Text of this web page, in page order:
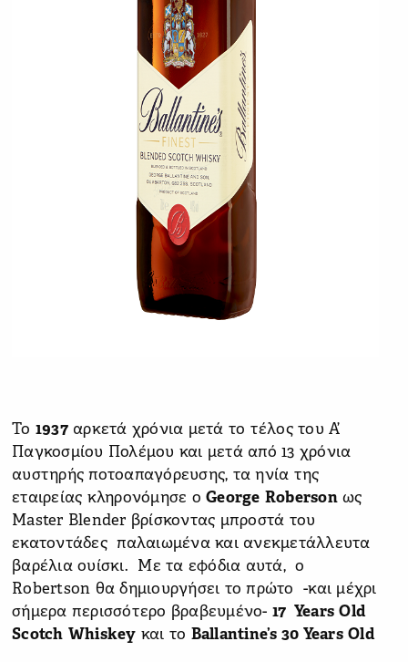
Το 1937αρκετά χρόνια μετά το τέλος του Α’
Παγκοσμίου Πολέμου και μετά από 13 χρόνια
αυστηρής ποτοαπαγόρευσης, τα ηνία της
εταιρείας κληρονόμησε ο George Robersonως
Master Blender βρίσκοντας μπροστά του
εκατοντάδες παλαιωμένα και ανεκμετάλλευτα
βαρέλια ουίσκι. Με τα εφόδια αυτά, ο
Robertson θα δημιουργήσει το πρώτο -και μέχρι
σήμερα περισσότερο βραβευμένο- 17 Years Old
Scotch Whiskey και το Ballantine’s 30 Years Old